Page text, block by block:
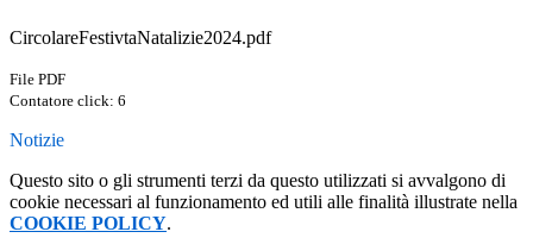
CircolareFestivtaNatalizie2024.pdf
File PDF
Contatore click: 6
Notizie
Questo sito o gli strumenti terzi da questo utilizzati si avvalgono di
cookie necessari al funzionamento ed utili alle finalità illustrate nella
COOKIE POLICY.